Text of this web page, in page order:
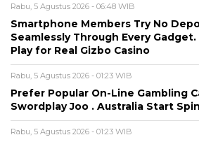
Rabu, 5 Agustus 2026 - 06:48 WIB
Smartphone Members Try No
Seamlessly Through Every
Play for Real Gizbo Casino
Rabu, 5 Agustus 2026 - 01:23 WIB
Prefer Popular On-Line Gambling
Swordplay Joo . Australia Start
Rabu, 5 Agustus 2026 - 01:23 WIB